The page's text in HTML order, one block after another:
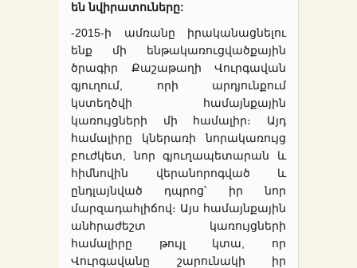
են նվիրատուները:
-2015-ի ամռանը իրականացնելու
ենք մի ենթակառուցվածքային
ծրագիր Քաշաթաղի Վուրգավան
գյուղում, որի արդյունքում
կստեղծվի համայնքային
կառույցների մի համալիր։ Այդ
համալիրը կներառի նորակառույց
բուժկետ, նոր գյուղապետարան և
հիմնովին վերանորոգված և
ընդլայնված դպրոց՝ իր նոր
մարզադահլիճով։ Այս համայնքային
անհրաժեշտ կառույցների
համալիրը թույլ կտա, որ
Վուրգավանը շարունակի իր